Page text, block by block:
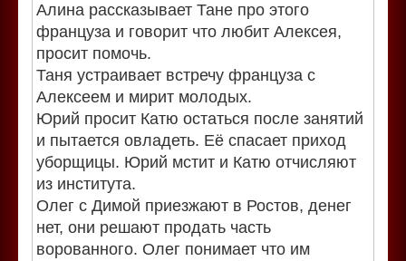
Алина рассказывает Тане про этого
француза и говорит что любит Алексея,
просит помочь.
Таня устраивает встречу француза с
Алексеем и мирит молодых.
Юрий просит Катю остаться после занятий
и пытается овладеть. Её спасает приход
уборщицы. Юрий мстит и Катю отчисляют
из института.
Олег с Димой приезжают в Ростов, денег
нет, они решают продать часть
ворованного. Олег понимает что им